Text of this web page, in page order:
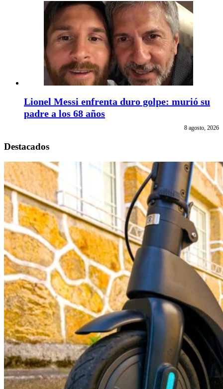
Lionel Messi enfrenta duro golpe: murió su
padre a los 68 años
8 agosto, 2026
Destacados